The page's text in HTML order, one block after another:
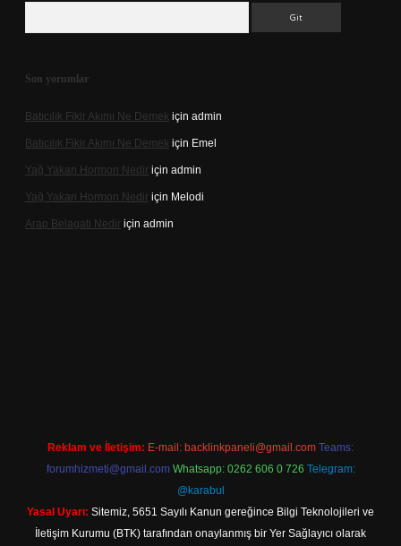
Son yorumlar
Batıcılık Fikir Akımı Ne Demek için admin
Batıcılık Fikir Akımı Ne Demek için Emel
Yağ Yakan Hormon Nedir için admin
Yağ Yakan Hormon Nedir için Melodi
Arap Belagati Nedir için admin
Reklam ve İletişim: E-mail: backlinkpaneli@gmail.com Teams:
forumhizmeti@gmail.com Whatsapp: 0262 606 0 726 Telegram:
@karabul
Yasal Uyarı: Sitemiz, 5651 Sayılı Kanun gereğince Bilgi Teknolojileri ve
İletişim Kurumu (BTK) tarafından onaylanmış bir Yer Sağlayıcı olarak